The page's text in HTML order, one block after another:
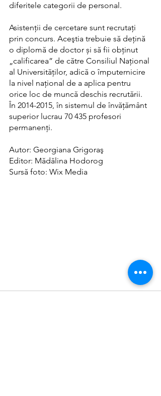
diferitele categorii de personal.
Asistenţii de cercetare sunt recrutați
prin concurs. Aceştia trebuie să deţină
o diplomă de doctor și să fii obținut
„calificarea” de către Consiliul Național
al Universităților, adică o împuternicire
la nivel național de a aplica pentru
orice loc de muncă deschis recrutării.
În 2014-2015, în sistemul de învățământ
superior lucrau 70 435 profesori
permanenți.
Autor: Georgiana Grigoraş
Editor: Mădălina Hodorog
Sursă foto: Wix Media